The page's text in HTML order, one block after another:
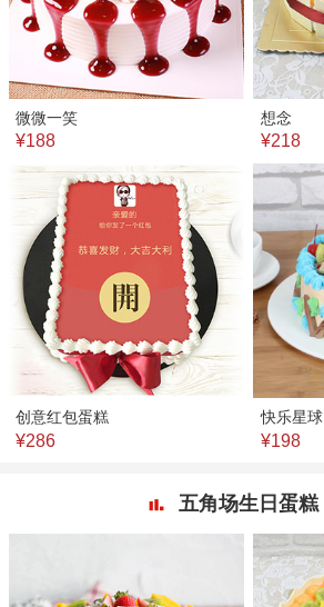
微微一笑
¥188
想念
¥218
创意红包蛋糕
¥286
快乐星球
¥198
五角场生日蛋糕